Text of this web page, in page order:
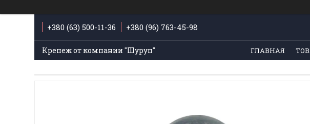
+380 (63) 500-11-36 +380 (96) 763-45-98
Крепеж от компании "Шуруп" ГЛАВНАЯ